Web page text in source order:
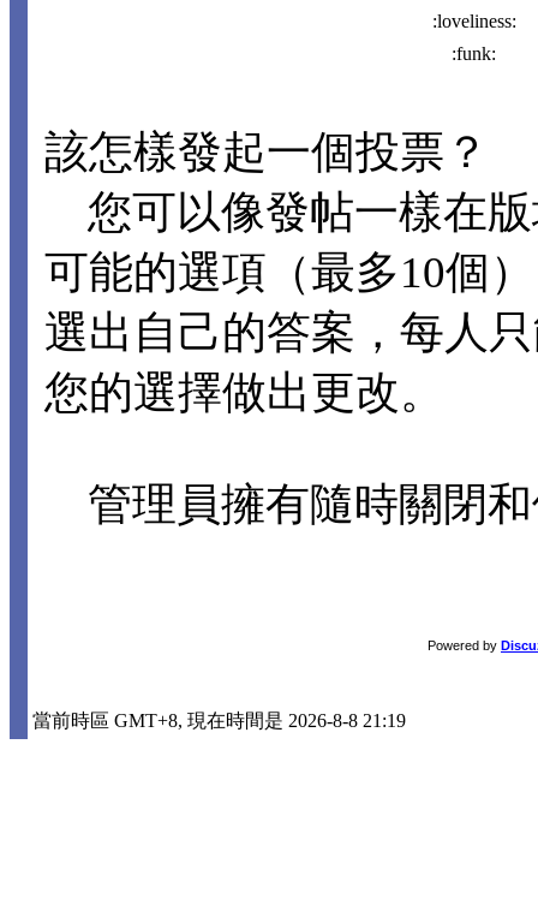
:loveliness:
:funk:
該怎樣發起一個投票？
您可以像發帖一樣在
可能的選項（最多10個
選出自己的答案，每人
您的選擇做出更改。
管理員擁有隨時關閉
Powered by
當前時區 GMT+8, 現在時間是 2026-8-8 21:19